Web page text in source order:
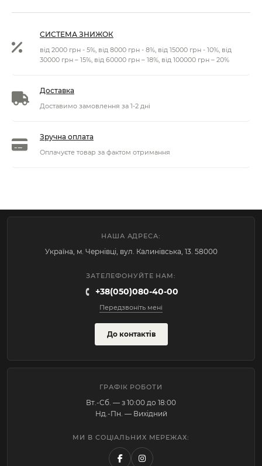
СИСТЕМА ЗНИЖОК
від 2000 грн - 5%, від 8000 грн - 8%, від 15000 грн - 10%, від
30000 грн – 15%, від 60000 грн – 18%, від 100000 грн – 20%
Доставка
Доставимо замовлення за 1-2 дні
Зручна оплата
Оплачуєте товар за фактом отримання
НАША АДРЕСА:
Україна, м. Чернівці, вул. Калинівська, 13. 58000
ЗАТЕЛЕФОНУЙТЕ НАМ:
+38(050)080-40-00
Передзвоніть мені
До контактів
ГРАФІК РОБОТИ
Вт.-Cб. — з 10:00 до 18:00
Нд.-Пн. — Вихідний
МИ В СОЦІАЛЬНИХ МЕРЕЖАХ: